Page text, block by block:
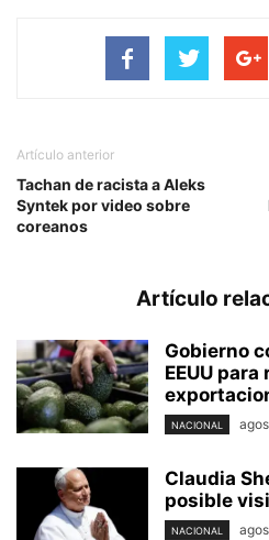
Artículo anterior
Tachan de racista a Aleks
Syntek por video sobre
coreanos
Artículo
Gobierno
EEUU
NACIONAL
Claudia
posible
NACIONAL